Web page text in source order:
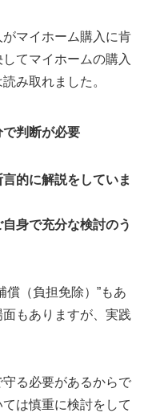
マイホーム購入に肯
てマイホームの購入
み取れました。
判断が必要
的に解説をしていま
身で充分な検討のう
償（負担免除）”もあ
もありますが、実践
る必要があるからで
は慎重に検討をして